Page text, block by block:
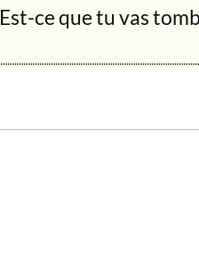
Est-ce que tu vas